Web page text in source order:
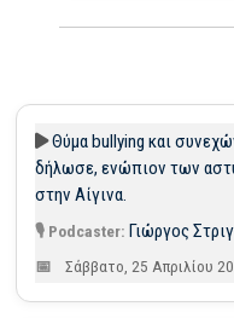
Θύμα bullying και
δήλωσε, ενώπιον των
στην Αίγινα.
Γιώργος
Σάββατο, 25 Απριλίου